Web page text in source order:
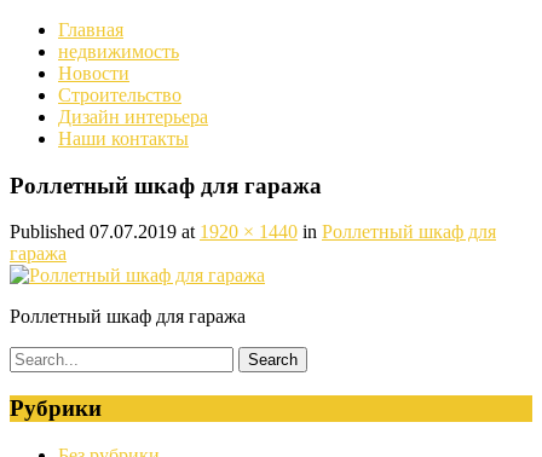
Главная
недвижимость
Новости
Строительство
Дизайн интерьера
Наши контакты
Роллетный шкаф для гаража
Published 07.07.2019 at 1920 × 1440 in Роллетный шкаф для
гаража
Роллетный шкаф для гаража
Рубрики